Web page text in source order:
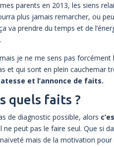
mes parents en 2013, les siens
plus jamais remarcher, ou
va prendre du temps et de
je ne me sens pas
et qui sont en plein cauchemar
et l’annonce de faits.
quels faits ?
de diagnostic possible, alors
ne peut pas le faire seul. Que si
mais de la motivation